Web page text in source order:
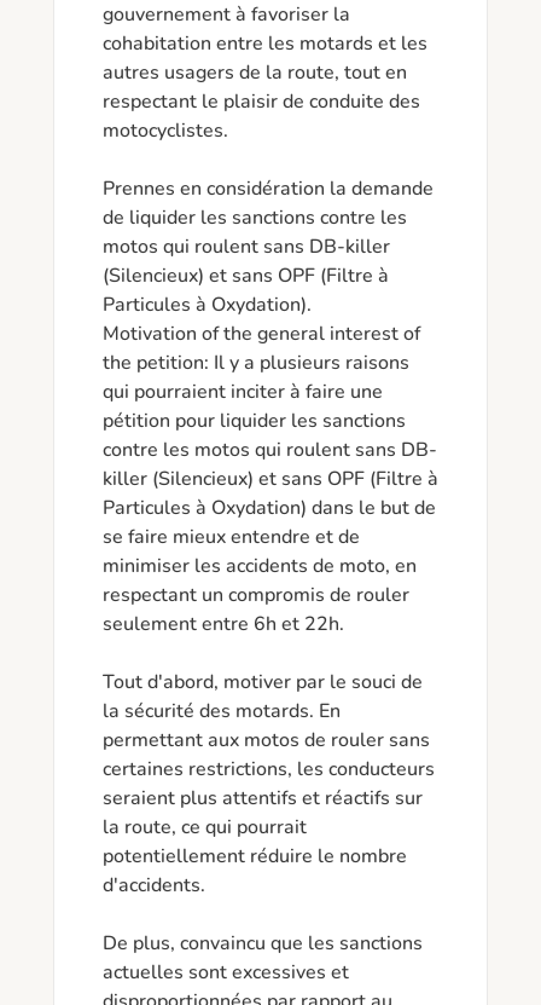
gouvernement à favoriser la
cohabitation entre les motards et les
autres usagers de la route, tout en
respectant le plaisir de conduite des
motocyclistes.
Prennes en considération la demande
de liquider les sanctions contre les
motos qui roulent sans DB-killer
(Silencieux) et sans OPF (Filtre à
Particules à Oxydation).
Motivation of the general interest of
the petition: Il y a plusieurs raisons
qui pourraient inciter à faire une
pétition pour liquider les sanctions
contre les motos qui roulent sans DB-
killer (Silencieux) et sans OPF (Filtre à
Particules à Oxydation) dans le but de
se faire mieux entendre et de
minimiser les accidents de moto, en
respectant un compromis de rouler
seulement entre 6h et 22h.
Tout d'abord, motiver par le souci de
la sécurité des motards. En
permettant aux motos de rouler sans
certaines restrictions, les conducteurs
seraient plus attentifs et réactifs sur
la route, ce qui pourrait
potentiellement réduire le nombre
d'accidents.
De plus, convaincu que les sanctions
actuelles sont excessives et